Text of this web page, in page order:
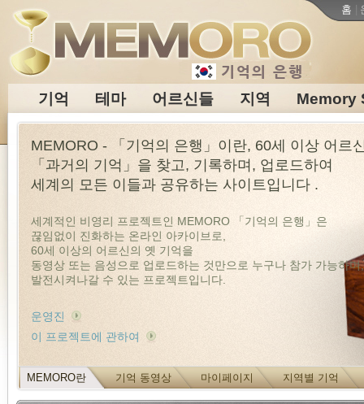
기억 테마 어르신들 지역 Memory
홈
MEMORO - 「기억의 은행」이란, 60세 이상 어르
「과거의 기억」을 찾고, 기록하며, 업로드하여
세계의 모든 이들과 공유하는 사이트입니다 .
세계적인 비영리 프로젝트인 MEMORO 「기억의 은행」은
끊임없이 진화하는 온라인 아카이브로,
60세 이상의 어르신의 옛 기억을
동영상 또는 음성으로 업로드하는 것만으로 누구나 참가 가능하며,
발전시켜나갈 수 있는 프로젝트입니다.
운영진
이 프로젝트에 관하여
MEMORO란 기억 동영상 마이페이지 지역별 기억